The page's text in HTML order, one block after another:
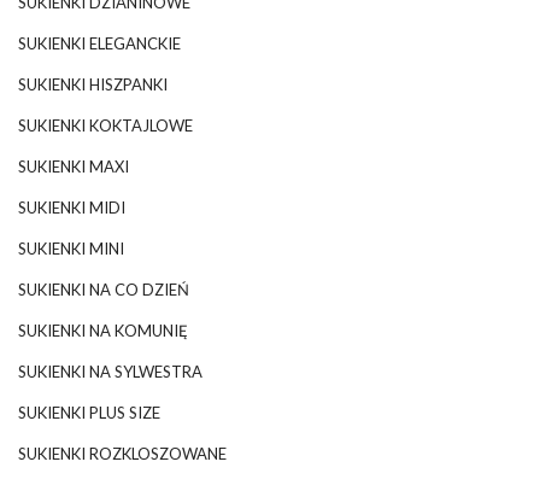
SUKIENKI ELEGANCKIE
SUKIENKI HISZPANKI
SUKIENKI KOKTAJLOWE
SUKIENKI MAXI
SUKIENKI MIDI
SUKIENKI MINI
SUKIENKI NA CO DZIEŃ
SUKIENKI NA KOMUNIĘ
SUKIENKI NA SYLWESTRA
SUKIENKI PLUS SIZE
SUKIENKI ROZKLOSZOWANE